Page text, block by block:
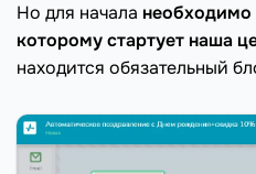
Но для начала необходимо
которому стартует наша
находится обязательный